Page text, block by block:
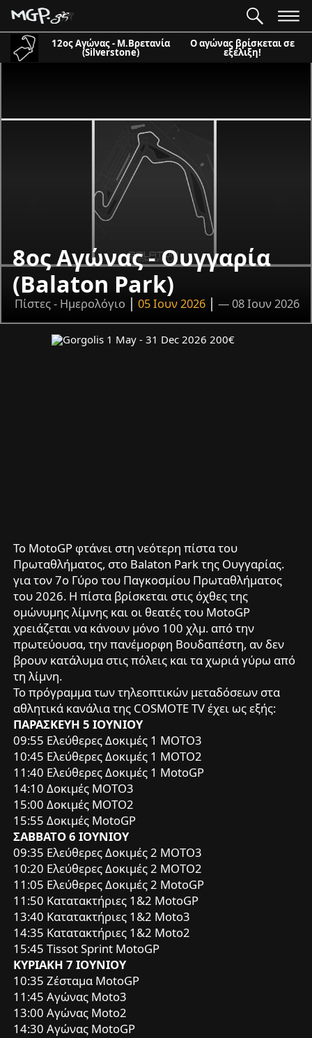
12ος Αγώνας - Μ.Βρετανία
(Silverstone)
Ο αγώνας βρίσκεται σε
εξέλιξη!
8ος Αγώνας - Ουγγαρία
(Balaton Park)
Πίστες - Ημερολόγιο 05 Ιουν 2026 — 08 Ιουν 2026
To MotoGP φτάνει στη νεότερη πίστα του
Πρωταθλήματος, στο Balaton Park της Ουγγαρίας.
για τον 7ο Γύρο του Παγκοσμίου Πρωταθλήματος
του 2026. Η πίστα βρίσκεται στις όχθες της
ομώνυμης λίμνης και οι θεατές του MotoGP
χρειάζεται να κάνουν μόνο 100 χλμ. από την
πρωτεύουσα, την πανέμορφη Βουδαπέστη, αν δεν
βρουν κατάλυμα στις πόλεις και τα χωριά γύρω από
τη λίμνη.
To πρόγραμμα των τηλεοπτικών μεταδόσεων στα
αθλητικά κανάλια της COSMOTE TV έχει ως εξής:
ΠΑΡΑΣΚΕΥΗ 5 ΙΟΥΝΙΟΥ
09:55 Ελεύθερες Δοκιμές 1 ΜΟΤΟ3
10:45 Ελεύθερες Δοκιμές 1 ΜΟΤΟ2
11:40 Ελεύθερες Δοκιμές 1 MotoGP
14:10 Δοκιμές ΜΟΤΟ3
15:00 Δοκιμές ΜΟΤΟ2
15:55 Δοκιμές MotoGP
ΣΑΒΒΑΤΟ 6 ΙΟΥΝΙΟΥ
09:35 Ελεύθερες Δοκιμές 2 ΜΟΤΟ3
10:20 Ελεύθερες Δοκιμές 2 ΜΟΤΟ2
11:05 Ελεύθερες Δοκιμές 2 MotoGP
11:50 Κατατακτήριες 1&2 MotoGP
13:40 Κατατακτήριες 1&2 Moto3
14:35 Κατατακτήριες 1&2 Moto2
15:45 Tissot Sprint MotoGP
ΚΥΡΙΑΚΗ 7 ΙΟΥΝΙΟΥ
10:35 Ζέσταμα MotoGP
11:45 Αγώνας Moto3
13:00 Αγώνας Moto2
14:30 Αγώνας MotoGP